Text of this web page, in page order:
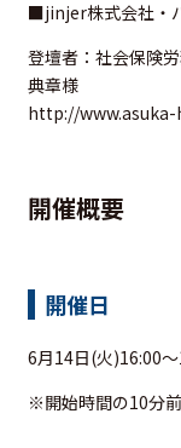
■jinjer株式会社・
登壇者：社会保険
典章様
http://
開催概要
開催日
6月14日(火)16:00
※開始時間の10分